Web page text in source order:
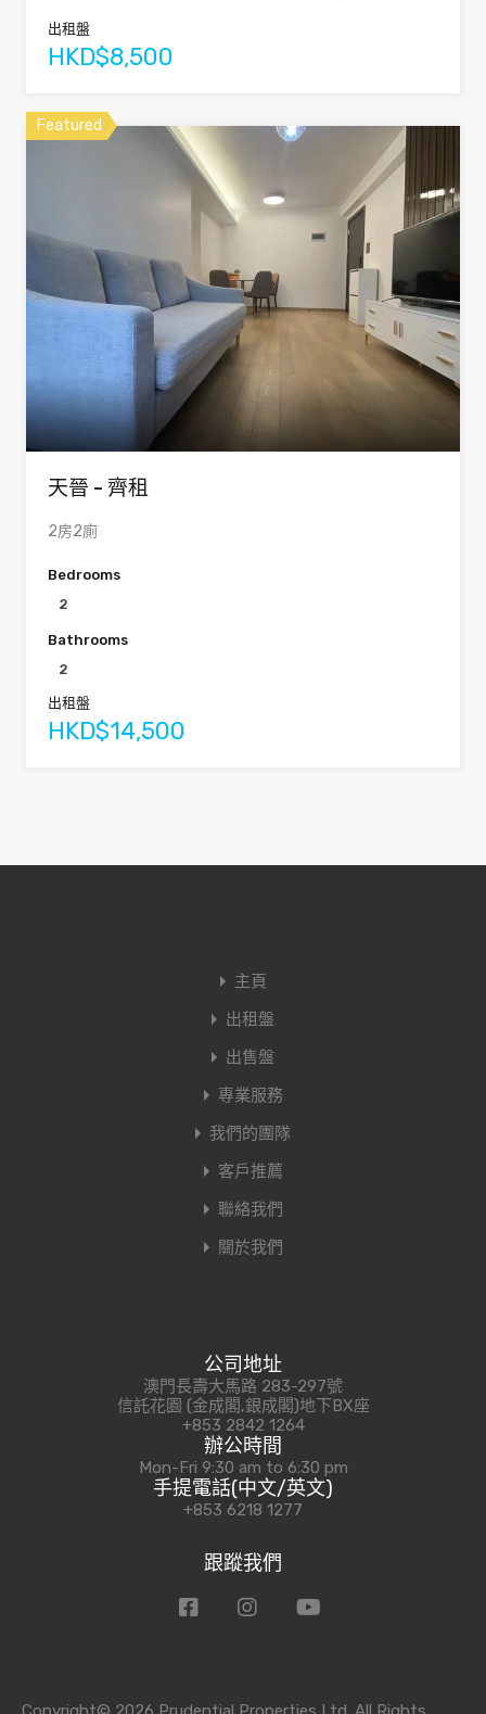
出租盤
HKD$8,500
Featured
天晉 - 齊租
2房2廁
Bedrooms
2
Bathrooms
2
出租盤
HKD$14,500
主頁
出租盤
出售盤
專業服務
我們的團隊
客戶推薦
聯絡我們
關於我們
公司地址
澳門長壽大馬路 283-297號
信託花園 (金成閣,銀成閣)地下BX座
+853 2842 1264
辦公時間
Mon-Fri 9:30 am to 6:30 pm
手提電話(中文/英文)
+853 6218 1277
跟蹤我們